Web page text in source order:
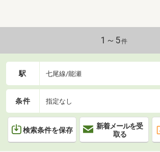
排水管の故障や漏水についてお引渡しより２年
防除工事施工後5年間保証・新品の照明器具設置
1～5件
駅 七尾線/能瀬
条件 指定なし
検索条件を保存
新着メールを受
取る